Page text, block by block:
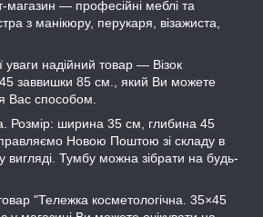
магазин — професійні меблі та
з манікюру, перукаря, візажиста,
надійний товар — Візок
заввишки 85 см., який Ви можете
Вас способом.
Розмір: ширина 35 см, глибина 45
Новою Поштою зі складу в
вигляді. Тумбу можна зібрати на будь-
"Тележка косметологічна. 35×45